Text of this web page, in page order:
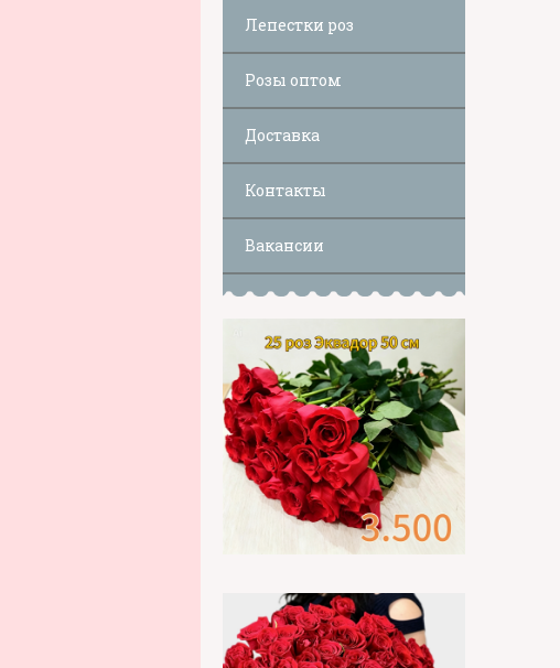
Лепестки роз
Розы оптом
Доставка
Контакты
Вакансии